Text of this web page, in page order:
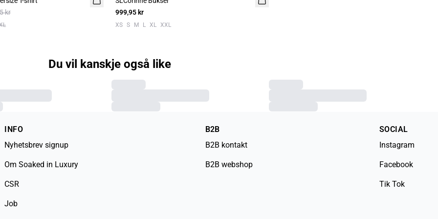
kr
999,95 kr
XS S M L XL XXL
Du vil kanskje også like
INFO
Nyhetsbrev signup
Om Soaked in Luxury
CSR
Job
B2B
B2B kontakt
B2B webshop
SOCIAL
Instagram
Facebook
Tik Tok